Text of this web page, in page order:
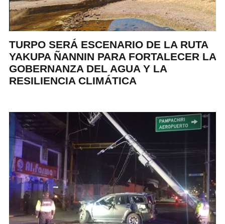
TURPO SERÁ ESCENARIO DE LA RUTA
YAKUPA ÑANNIN PARA FORTALECER LA
GOBERNANZA DEL AGUA Y LA
RESILIENCIA CLIMÁTICA